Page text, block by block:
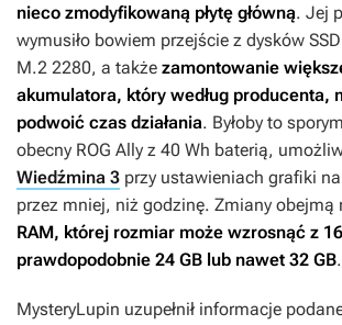
nieco zmodyfikowaną płytę główną. Jej
wymusiło bowiem przejście z dysków
M.2 2280, a także zamontowanie
akumulatora, który według producenta,
podwoić czas działania. Byłoby to
obecny ROG Ally z 40 Wh baterią,
Wiedźmina 3 przy ustawieniach grafiki
przez mniej, niż godzinę. Zmiany obejmą
RAM, której rozmiar może wzrosnąć z
prawdopodobnie 24 GB lub nawet 32 GB.
MysteryLupin uzupełnił informacje